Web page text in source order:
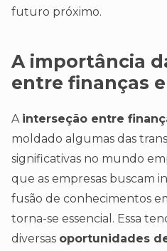
futuro próximo.
A importância
entre finanças
A interseção entre
moldado algumas das
significativas no mundo
que as empresas buscam
fusão de conhecimentos
torna-se essencial. Essa
diversas oportunidades